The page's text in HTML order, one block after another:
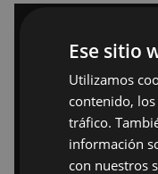
Ese sitio
Utilizamos
contenido,
tráfico.
información
con nuestros